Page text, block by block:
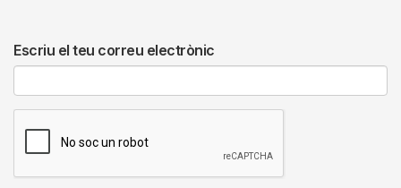
Escriu el teu correu electrònic